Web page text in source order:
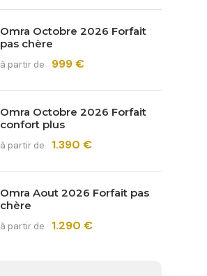
Omra Octobre 2026 Forfait
pas chère
à partir de 999 €
Omra Octobre 2026 Forfait
confort plus
à partir de 1.390 €
Omra Aout 2026 Forfait pas
chère
à partir de 1.290 €